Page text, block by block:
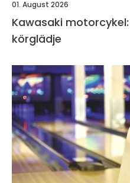
01. August 2026
Kawasaki
körglädje